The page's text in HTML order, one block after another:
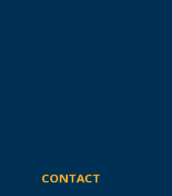
CONTACT